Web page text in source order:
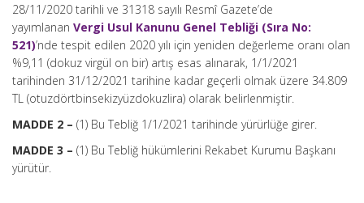
28/11/2020 tarihli ve 31318 sayılı Resmî Gazete’de
yayımlanan Vergi Usul Kanunu Genel Tebliği (Sıra No:
521)’nde tespit edilen 2020 yılı için yeniden değerleme oranı olan
%9,11 (dokuz virgül on bir) artış esas alınarak, 1/1/2021
tarihinden 31/12/2021 tarihine kadar geçerli olmak üzere 34.809
TL (otuzdörtbinsekizyüzdokuzlira) olarak belirlenmiştir.
MADDE 2 – (1) Bu Tebliğ 1/1/2021 tarihinde yürürlüğe girer.
MADDE 3 – (1) Bu Tebliğ hükümlerini Rekabet Kurumu Başkanı
yürütür.